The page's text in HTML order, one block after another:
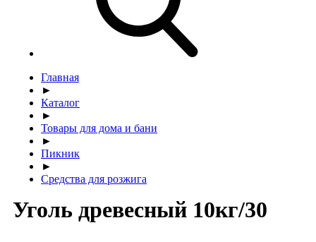
Главная
►
Каталог
►
Товары для дома и бани
►
Пикник
►
Средства для розжига
Уголь древесный 10кг/30